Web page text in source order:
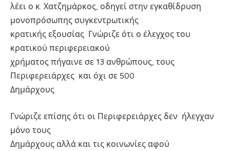
λέει ο κ. Χατζημάρκος, οδηγεί στην εγκαθίδρυση
μονοπρόσωπης συγκεντρωτικής
κρατικής εξουσίας Γνώριζε ότι ο έλεγχος του
κρατικού περιφερειακού
χρήματος πήγαινε σε 13 ανθρώπους, τους
Περιφερειάρχες και όχι σε 500
Δημάρχους.
Γνώριζε επίσης ότι οι Περιφερειάρχες δεν ήλεγχαν
μόνο τους
Δημάρχους αλλά και τις κοινωνίες αφού